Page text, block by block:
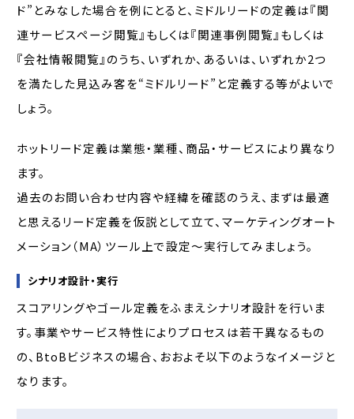
ド”とみなした場合を例にとると、ミドルリードの定義は『関
連サービスページ閲覧』もしくは『関連事例閲覧』もしくは
『会社情報閲覧』のうち、いずれか、あるいは、いずれか2つ
を満たした見込み客を“ミドルリード”と定義する等がよいで
しょう。
ホットリード定義は業態・業種、商品・サービスにより異なり
ます。
過去のお問い合わせ内容や経緯を確認のうえ、まずは最適
と思えるリード定義を仮説として立て、マーケティングオート
メーション（MA）ツール上で設定～実行してみましょう。
シナリオ設計・実行
スコアリングやゴール定義をふまえシナリオ設計を行いま
す。事業やサービス特性によりプロセスは若干異なるもの
の、BtoBビジネスの場合、おおよそ以下のようなイメージと
なります。